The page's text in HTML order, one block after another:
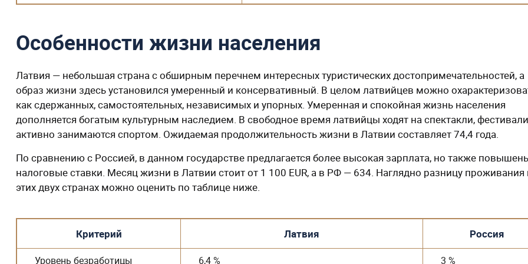
Особенности жизни населения
Латвия — небольшая страна с обширным перечнем интересных туристических достопримечательностей, а
образ жизни здесь установился умеренный и консервативный. В целом латвийцев можно
как сдержанных, самостоятельных, независимых и упорных. Умеренная и спокойная жизнь населения
дополняется богатым культурным наследием. В свободное время латвийцы ходят на спектакли,
активно занимаются спортом. Ожидаемая продолжительность жизни в Латвии составляет 74,4 года.
По сравнению с Россией, в данном государстве предлагается более высокая зарплата, но также
налоговые ставки. Месяц жизни в Латвии стоит от 1 100 EUR, а в РФ — 634. Наглядно разницу проживания
этих двух странах можно оценить по таблице ниже.
Критерий Латвия Россия
Уровень безработицы 6,4 % 3 %